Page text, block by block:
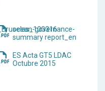
ocean-governance-
summary report_en
ES Acta GT5 LDAC
Octubre 2015